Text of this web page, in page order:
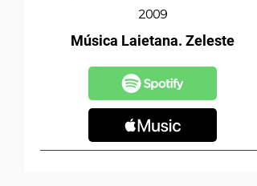
2009
Música Laietana. Zeleste